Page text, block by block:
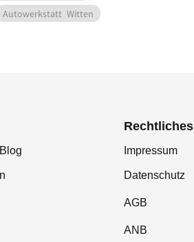
Autowerkstatt Witten
Rechtliches
Impressum
Datenschutz
AGB
ANB